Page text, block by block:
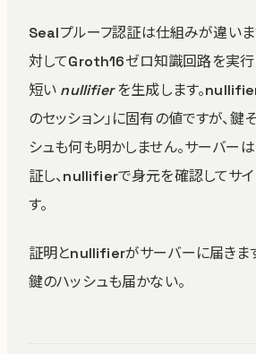
Sealプルーフ認証は仕組みが違いま
対してGroth16ゼロ知識回路を実行
短い nullifierを生成します。nullifier
のセッション」に固有の値ですが、鍵
シュも何も明かしません。サーバー
証し、nullifierで身元を確認してサ
す。
証明とnullifierがサーバーに届きま
鍵のハッシュも届かない。